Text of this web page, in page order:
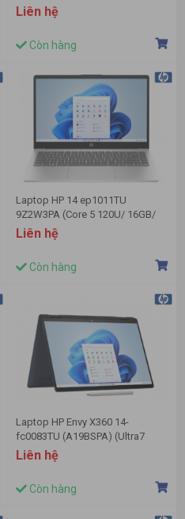
155U/32GB RAM/512GB SSD/14
2.8K Cảm ứng/Bút/Win11/Xanh)
Liên hệ
Còn hàng
Laptop HP 14 ep1011TU
9Z2W3PA (Core 5 120U/ 16GB/
512GB SSD/ 14 inch FHD/ Win11/
Liên hệ
Còn hàng
Laptop HP Envy X360 14-
fc0083TU (A19BSPA) (Ultra7
155U/32GB RAM/1TB SSD/14
2.8K Cảm ứng/Bút/Win11/Xanh)
Liên hệ
Còn hàng